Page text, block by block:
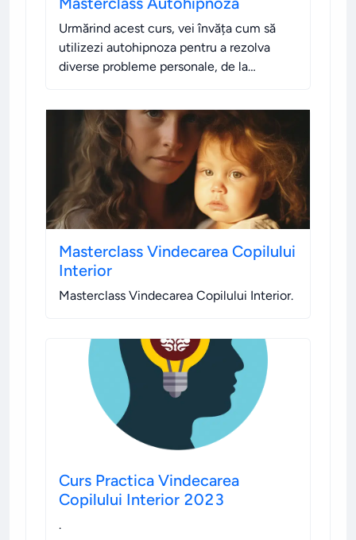
Urmărind acest curs, vei învăța cum să
utilizezi autohipnoza pentru a rezolva
diverse probleme personale, de la
abilități.
Masterclass Vindecarea Copilului
Interior
Masterclass Vindecarea Copilului Interior.
Curs Practica Vindecarea
Copilului Interior 2023
.